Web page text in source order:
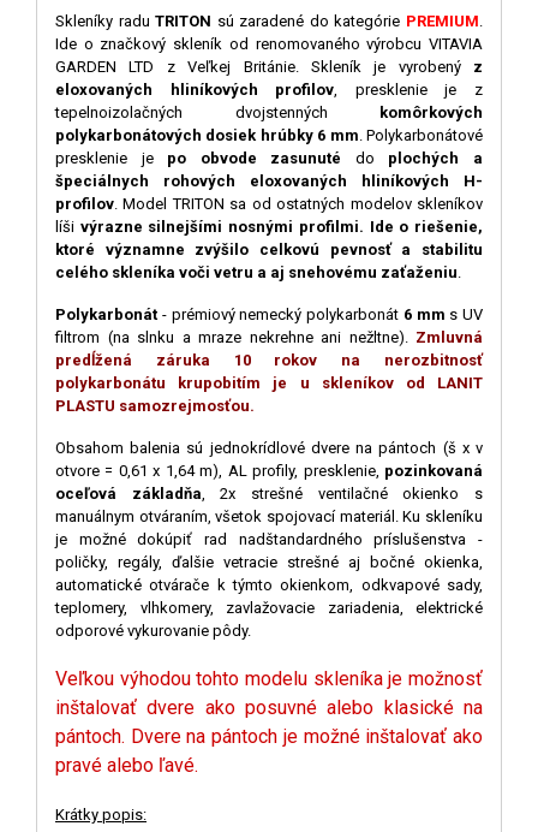
Skleníky raduTRITON sú zaradené do kategórie PREMIUM.
Ide o značkový skleník od renomovaného výrobcu VITAVIA
GARDEN LTD z Veľkej Británie. Skleník je vyrobený z
eloxovaných hliníkových profilov, presklenie je z
tepelnoizolačných dvojstenných
komôrkových
polykarbonátových dosiek hrúbky 6 mm. Polykarbonátové
presklenie jepo obvode zasunuté do plochých a
špeciálnych rohových eloxovaných hliníkových H-
profilov. Model TRITON sa od ostatných modelov skleníkov
líši výrazne silnejšími nosnými profilmi. Ide o riešenie,
ktoré významne zvýšilo celkovú pevnosť a stabilitu
celého skleníka voči vetru a aj snehovému zaťaženiu.
Polykarbonát - prémiový nemecký polykarbonát 6 mm s UV
filtrom (na slnku a mraze nekrehne ani nežltne). Zmluvná
predĺžená záruka 10 rokov na nerozbitnosť
polykarbonátu krupobitím je u skleníkov od LANIT
PLASTU samozrejmosťou.
Obsahom balenia sú jednokrídlové dvere na pántoch (š x v
otvore = 0,61 x 1,64 m), AL profily, presklenie, pozinkovaná
oceľová základňa, 2x strešné ventilačné okienko s
manuálnym otváraním, všetok spojovací materiál. Ku skleníku
je možné dokúpiť rad nadštandardného príslušenstva -
poličky, regály, ďalšie vetracie strešné aj bočné okienka,
automatické otvárače k týmto okienkom, odkvapové sady,
teplomery, vlhkomery, zavlažovacie zariadenia, elektrické
odporové vykurovanie pôdy.
Veľkou výhodou tohto modelu skleníka je možnosť
inštalovať dvere ako posuvné alebo klasické na
pántoch. Dvere na pántoch je možné inštalovať ako
pravé alebo ľavé.
Krátky popis: